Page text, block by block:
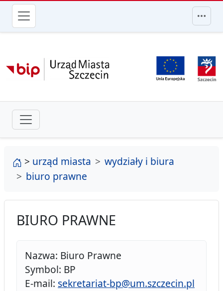
przejdź do głównego menu
strona główna
> urząd miasta
wydziały i biura
biuro prawne
BIURO PRAWNE
Nazwa: Biuro Prawne
Symbol: BP
E-mail: sekretariat-bp@um.szczecin.pl